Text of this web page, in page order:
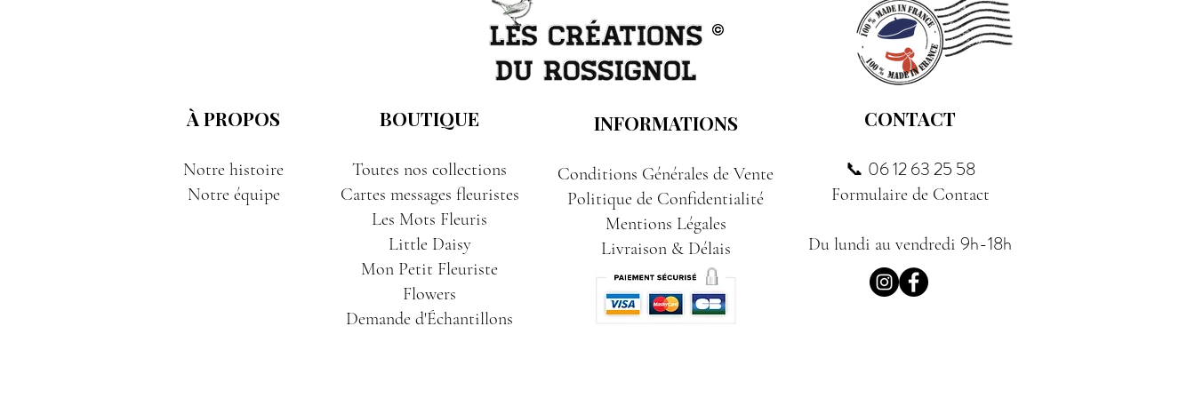
À PROPOS
Notre histoire
Notre équipe
BOUTIQUE
Toutes nos collections
Cartes messages fleuristes
Les Mots Fleuris
Little Daisy
Mon Petit Fleuriste
Flowers
Demande d'Échantillons
INFORMATIONS
Conditions Générales de Vente
Politique de Confidentialité
Mentions Légales
Livraison & Délais
CONTACT
📞 06 12 63 25 58
Formulaire de Contact
Du lundi au vendredi 9h-18h